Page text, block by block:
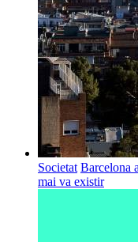
Societat Barcelona
mai va existir